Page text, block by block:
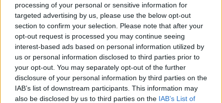
processing of your personal or sensitive information for
targeted advertising by us, please use the below opt-out
section to confirm your selection. Please note that after your
opt-out request is processed you may continue seeing
interest-based ads based on personal information utilized by
us or personal information disclosed to third parties prior to
your opt-out. You may separately opt-out of the further
disclosure of your personal information by third parties on the
IAB’s list of downstream participants. This information may
also be disclosed by us to third parties on the IAB’s List of
Πρωτοβουλίες ενίσχυσης της
εγχώριας βιομηχανίας των
φωτοβολταϊκών ζητάει ο Χάρης
Μαμουλάκης
ΠΟΛΙΤΙΚΗ
06/12/2022 - 12:41